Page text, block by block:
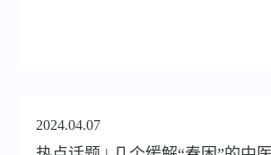
2024.04.07